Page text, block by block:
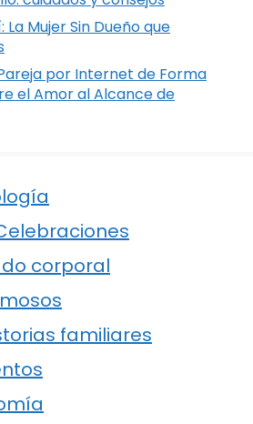
La Mujer Sin Dueño que
por Internet de Forma
el Amor al Alcance de
corporal
familiares